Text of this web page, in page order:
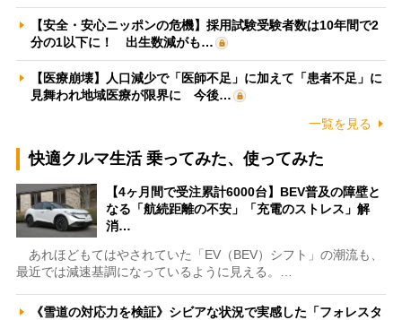
【安全・安心ニッポンの危機】採用試験受験者数は10年間で2
分の1以下に！ 出生数減がも…
【医療崩壊】人口減少で「医師不足」に加えて「患者不足」に
見舞われ地域医療が限界に 今後…
一覧を見る
快適クルマ生活 乗ってみた、使ってみた
【4ヶ月間で受注累計6000台】BEV普及の障壁と
なる「航続距離の不安」「充電のストレス」解
消…
あれほどもてはやされていた「EV（BEV）シフト」の潮流も、
最近では減速基調になっているように見える。…
《雪道の対応力を検証》シビアな状況で実感した「フォレスタ